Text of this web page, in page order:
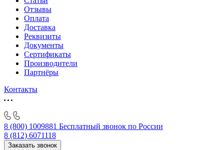
Отзывы
Оплата
Доставка
Реквизиты
Документы
Сертификаты
Производители
Партнёры
Контакты
8 (800) 1009881 Бесплатный звонок по России
8 (812) 6071118
Заказать звонок